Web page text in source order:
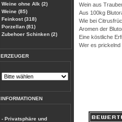
Weine ohne Alk (2)
Weine (85)
Feinkost (318)
Porzellan (81)
Zubehoer Schinken (2)
ERZEUGER
INFORMATIONEN
- Privatsphäre und
Wein aus
Aus 100kg
Wie bei
Aromen der
Eine köstliche
Wer es prickelnd